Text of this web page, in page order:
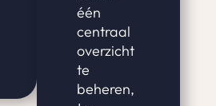
één
centraal
overzicht
te
beheren,